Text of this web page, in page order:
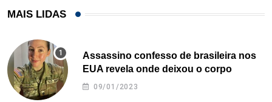
MAIS LIDAS
Assassino confesso de brasileira nos
EUA revela onde deixou o corpo
09/01/2023